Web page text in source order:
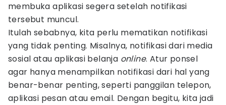
membuka aplikasi segera setelah notifikasi
tersebut muncul.
Itulah sebabnya, kita perlu mematikan notifikasi
yang tidak penting. Misalnya, notifikasi dari media
sosial atau aplikasi belanja online. Atur ponsel
agar hanya menampilkan notifikasi dari hal yang
benar-benar penting, seperti panggilan telepon,
aplikasi pesan atau email. Dengan begitu, kita jadi